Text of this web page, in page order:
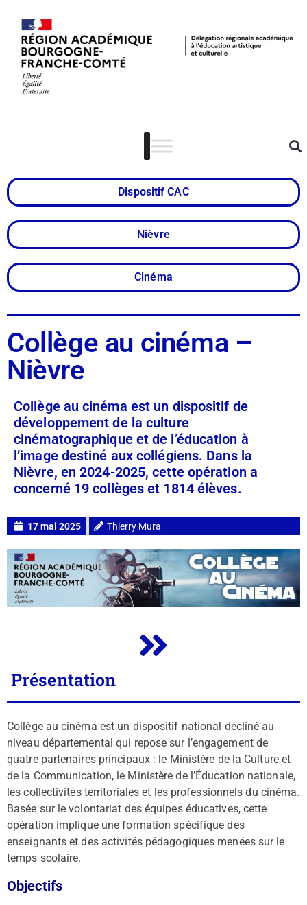
Collège au
cinéma – Nièvre
Dispositif CAC
Nièvre
Cinéma
Collège au cinéma –
Nièvre
Collège au cinéma est un dispositif de
développement de la culture
cinématographique et de l’éducation à
l’image destiné aux collégiens. Dans la
Nièvre, en 2024-2025, cette opération a
concerné 19 collèges et 1814 élèves.
17 mai 2025 Thierry Mura
Présentation
Collège au cinéma est un dispositif national décliné au
niveau départemental qui repose sur l’engagement de
quatre partenaires principaux : le Ministère de la Culture et
de la Communication, le Ministère de l’Éducation nationale,
les collectivités territoriales et les professionnels du cinéma.
Basée sur le volontariat des équipes éducatives, cette
opération implique une formation spécifique des
enseignants et des activités pédagogiques menées sur le
temps scolaire.
Objectifs